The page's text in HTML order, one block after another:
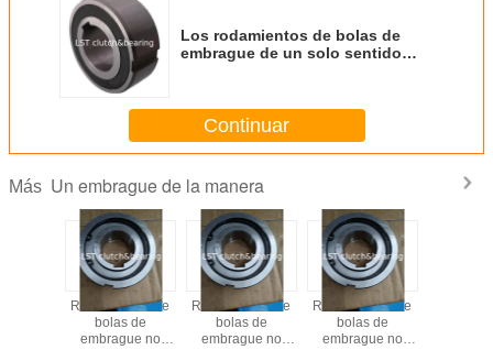
Los rodamientos de bolas de
embrague de un solo sentido
Continuar
Más Un embrague de la manera
En el caso de los
equipos de
ensamblaje, se
Fabricado en
China Tipo de
rodillo y tipo de
Calidad
equivalente a la
de un embrague